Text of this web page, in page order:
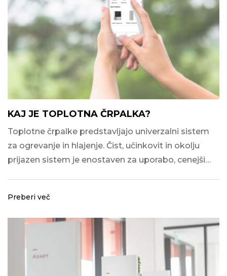
KAJ JE TOPLOTNA ČRPALKA?
Toplotne črpalke predstavljajo univerzalni sistem
za ogrevanje in hlajenje. Čist, učinkovit in okolju
prijazen sistem je enostaven za uporabo, cenejši…
Preberi več